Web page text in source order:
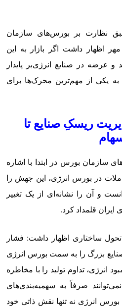
نظارت بر بورس‌های سازمان
اظهار داشت اگر بازار به این
و عرضه در صنایع انرژی‌بر پایدار
یکی از مهم‌ترین محرک‌ها برای
ریسکِ صنایع تا
سازمان بورس در ابتدا با اشاره
در بورس انرژی، این جهش را
و آن را نشانه‌ای از یک تغییر
ایران قلمداد کرد.
تحول ساختاری اظهار داشت: فشار
بزرگ را به سمت بورس انرژی
انرژی، تداوم تولید را با مخاطره
صرفاً به سهمیه‌بندی‌های
بورس انرژی نه تنها نقش ذاتی خود